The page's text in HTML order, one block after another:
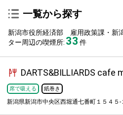
一覧から探す
新潟市役所経済部 雇用政策課・新
ター周辺の喫煙所: 33 件
DARTS&BILLIARDS cafe
席で吸える 紙巻き
新潟県新潟市中央区西堀通七番町１５４５-